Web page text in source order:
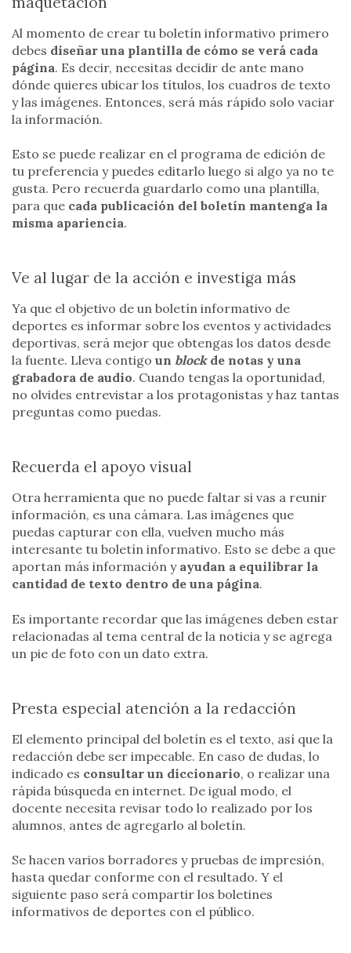
Al momento de crear tu boletín informativo primero
debes diseñar una plantilla de cómo se verá cada
página. Es decir, necesitas decidir de ante mano
dónde quieres ubicar los títulos, los cuadros de texto
y las imágenes. Entonces, será más rápido solo vaciar
la información.
Esto se puede realizar en el programa de edición de
tu preferencia y puedes editarlo luego si algo ya no te
gusta. Pero recuerda guardarlo como una plantilla,
para que cada publicación del boletín mantenga la
misma apariencia.
Ve al lugar de la acción e investiga más
Ya que el objetivo de un boletín informativo de
deportes es informar sobre los eventos y actividades
deportivas, será mejor que obtengas los datos desde
la fuente. Lleva contigo un blockde notas y una
grabadora de audio. Cuando tengas la oportunidad,
no olvides entrevistar a los protagonistas y haz tantas
preguntas como puedas.
Recuerda el apoyo visual
Otra herramienta que no puede faltar si vas a reunir
información, es una cámara. Las imágenes que
puedas capturar con ella, vuelven mucho más
interesante tu boletín informativo. Esto se debe a que
aportan más información y ayudan a equilibrar la
cantidad de texto dentro de una página.
Es importante recordar que las imágenes deben estar
relacionadas al tema central de la noticia y se agrega
un pie de foto con un dato extra.
Presta especial atención a la redacción
El elemento principal del boletín es el texto, así que la
redacción debe ser impecable. En caso de dudas, lo
indicado es consultar un diccionario, o realizar una
rápida búsqueda en internet. De igual modo, el
docente necesita revisar todo lo realizado por los
alumnos, antes de agregarlo al boletín.
Se hacen varios borradores y pruebas de impresión,
hasta quedar conforme con el resultado. Y el
siguiente paso será compartir los boletines
informativos de deportes con el público.